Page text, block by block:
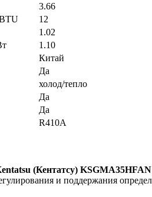
3.66
12
1.02
1.10
Китай
Да
холод/тепло
Да
Да
R410A
(Кентатсу) KSGMA35
и поддержания